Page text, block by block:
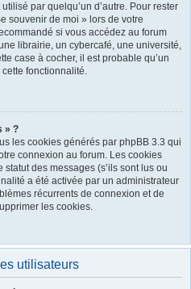
par quelqu’un d’autre. Pour rester
souvenir de moi » lors de votre
si vous accédez au forum
librairie, un cybercafé, une université,
case à cocher, il est probable qu’un
fonctionnalité.
» ?
les cookies générés par phpBB 3.3 qui
connexion au forum. Les cookies
des messages (s’ils sont lus ou
a été activée par un administrateur
récurrents de connexion et de
les cookies.
utilisateurs